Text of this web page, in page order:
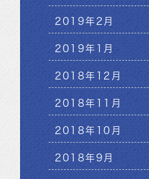
2019年2月
2019年1月
2018年12月
2018年11月
2018年10月
2018年9月